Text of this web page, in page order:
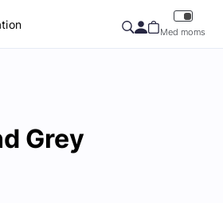
Med moms
Grey